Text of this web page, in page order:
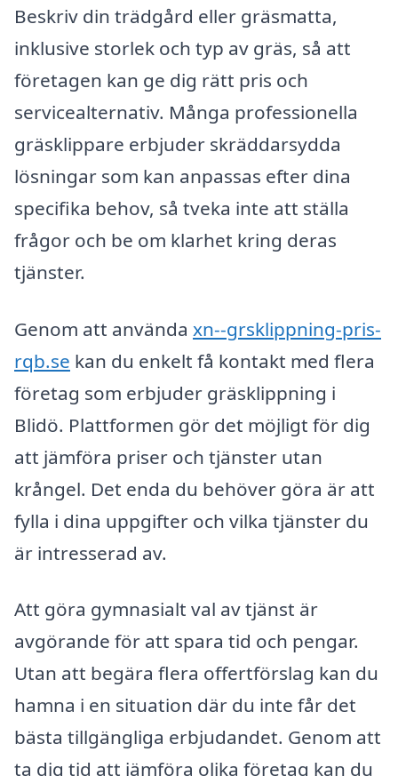
Beskriv din trädgård eller gräsmatta,
inklusive storlek och typ av gräs, så att
företagen kan ge dig rätt pris och
servicealternativ. Många professionella
gräsklippare erbjuder skräddarsydda
lösningar som kan anpassas efter dina
specifika behov, så tveka inte att ställa
frågor och be om klarhet kring deras
tjänster.
Genom att använda xn--grsklippning-pris-
rqb.se kan du enkelt få kontakt med flera
företag som erbjuder gräsklippning i
Blidö. Plattformen gör det möjligt för dig
att jämföra priser och tjänster utan
krångel. Det enda du behöver göra är att
fylla i dina uppgifter och vilka tjänster du
är intresserad av.
Att göra gymnasialt val av tjänst är
avgörande för att spara tid och pengar.
Utan att begära flera offertförslag kan du
hamna i en situation där du inte får det
bästa tillgängliga erbjudandet. Genom att
ta dig tid att jämföra olika företag kan du